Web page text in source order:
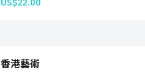
US$22.00
香港藝術